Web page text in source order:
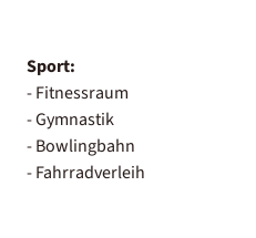
Sport:
- Fitnessraum
- Gymnastik
- Bowlingbahn
- Fahrradverleih